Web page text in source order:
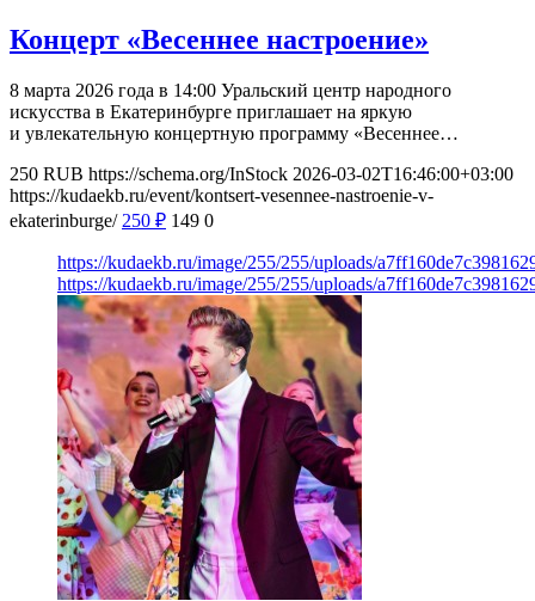
Концерт «Весеннее настроение»
8 марта 2026 года в 14:00 Уральский центр народного
искусства в Екатеринбурге приглашает на яркую
и увлекательную концертную программу «Весеннее…
250 RUB https://schema.org/InStock 2026-03-02T16:46:00+03:00
https://kudaekb.ru/event/kontsert-vesennee-nastroenie-v-
ekaterinburge/ 250 ₽ 149 0
https://kudaekb.ru/image/255/255/uploads/
https://kudaekb.ru/image/255/255/uploads/